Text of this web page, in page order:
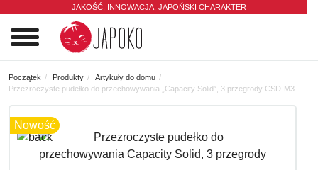
JAKOŚĆ, INNOWACJA, JAPOŃSKI CHARAKTER
Początek Produkty
Artykuły do domu
Przezroczyste pudełko do przechowywania „Capacity Solid”, 3 przegrody CSD-M3
Nowość